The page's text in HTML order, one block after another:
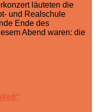
läuteten die
und Realschule
Ende des
Abend waren: die